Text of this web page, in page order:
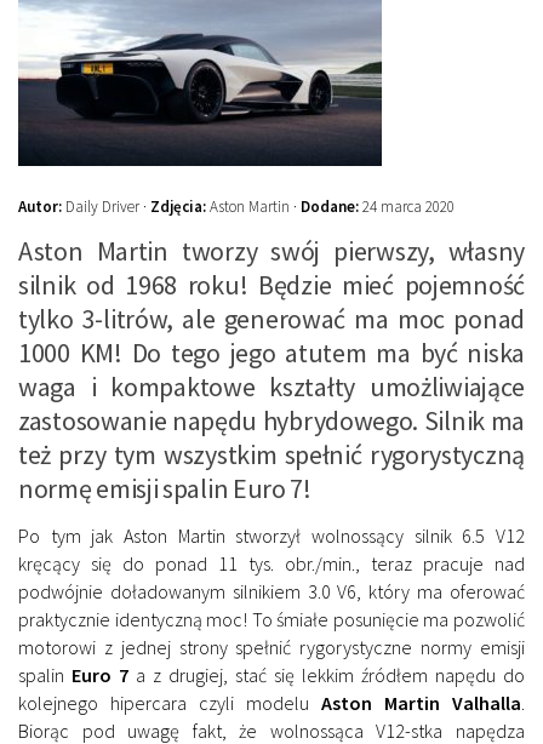
Autor: Daily Driver · Zdjęcia:Aston Martin · Dodane:24 marca 2020
Aston Martin tworzy swój pierwszy, własny
silnik od 1968 roku! Będzie mieć pojemność
tylko 3-litrów, ale generować ma moc ponad
1000 KM! Do tego jego atutem ma być niska
waga i kompaktowe kształty umożliwiające
zastosowanie napędu hybrydowego. Silnik ma
też przy tym wszystkim spełnić rygorystyczną
normę emisji spalin Euro 7!
Po tym jak Aston Martin stworzył wolnossący silnik 6.5 V12
kręcący się do ponad 11 tys. obr./min., teraz pracuje nad
podwójnie doładowanym silnikiem 3.0 V6, który ma oferować
praktycznie identyczną moc! To śmiałe posunięcie ma pozwolić
motorowi z jednej strony spełnić rygorystyczne normy emisji
spalin Euro 7 a z drugiej, stać się lekkim źródłem napędu do
kolejnego hipercara czyli modelu Aston Martin Valhalla
Biorąc pod uwagę fakt, że wolnossąca V12-stka napędza